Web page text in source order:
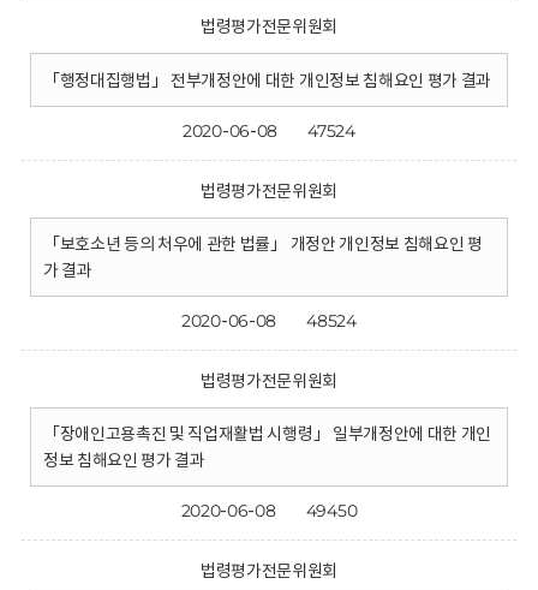
법령평가전문위원회
「행정대집행법」 전부개정안에 대한 개인정보 침해요인 평가 결과
2020-06-08 47524
법령평가전문위원회
「보호소년 등의 처우에 관한 법률」 개정안 개인정보 침해요인 평
가 결과
2020-06-08 48524
법령평가전문위원회
「장애인고용촉진 및 직업재활법 시행령」 일부개정안에 대한 개인
정보 침해요인 평가 결과
2020-06-08 49450
법령평가전문위원회